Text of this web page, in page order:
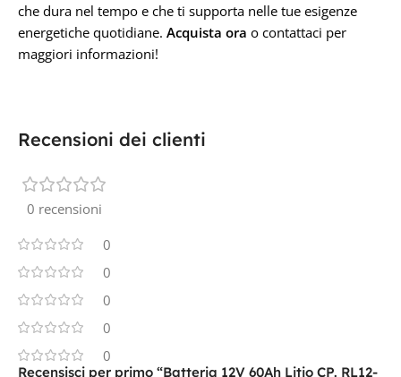
che dura nel tempo e che ti supporta nelle tue esigenze
energetiche quotidiane. Acquista ora o contattaci per
maggiori informazioni!
Recensioni dei clienti
0 recensioni
0
0
0
0
0
Recensisci per primo “Batteria 12V 60Ah Litio CP. RL12-